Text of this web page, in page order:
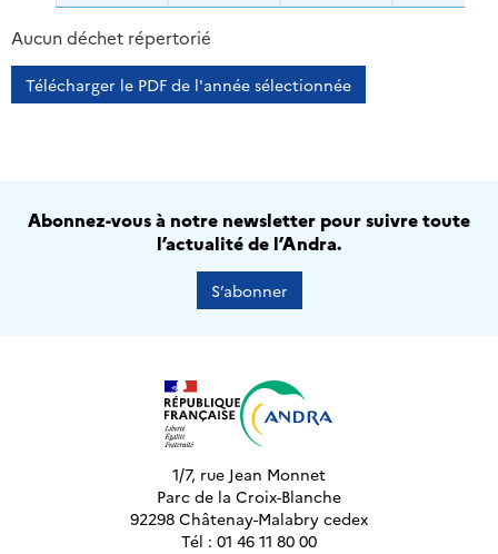
Aucun déchet répertorié
Télécharger le PDF de l'année sélectionnée
Abonnez-vous à notre newsletter pour suivre toute
l’actualité de l’Andra.
S’abonner
1/7, rue Jean Monnet
Parc de la Croix-Blanche
92298 Châtenay-Malabry cedex
Tél : 01 46 11 80 00